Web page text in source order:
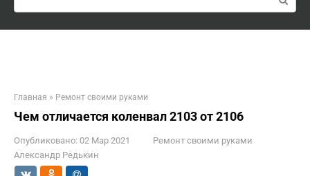
Главная » Ремонт своими руками
Чем отличается коленвал 2103 от 2106
Опубликовано: 02 Мар 2021
Ремонт своими руками
Александр Редькин